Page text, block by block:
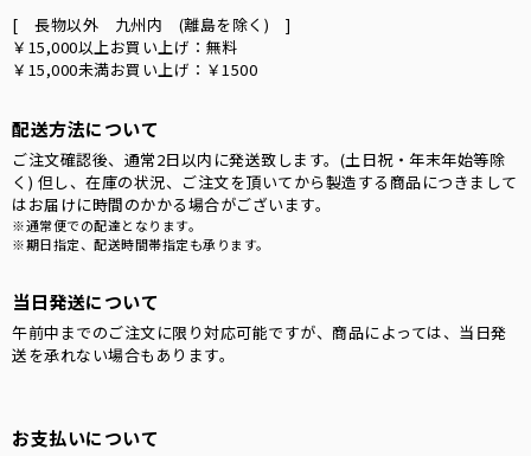
[ 長物以外 九州内 (離島を除く) ]
￥15,000以上お買い上げ：無料
￥15,000未満お買い上げ：￥1500
配送方法について
ご注文確認後、通常2日以内に発送致します。(土日祝・年末年始等除
く) 但し、在庫の状況、ご注文を頂いてから製造する商品につきまして
はお届けに時間のかかる場合がございます。
※通常便での配達となります。
※期日指定、配送時間帯指定も承ります。
当日発送について
午前中までのご注文に限り対応可能ですが、商品によっては、当日発
送を承れない場合もあります。
お支払いについて